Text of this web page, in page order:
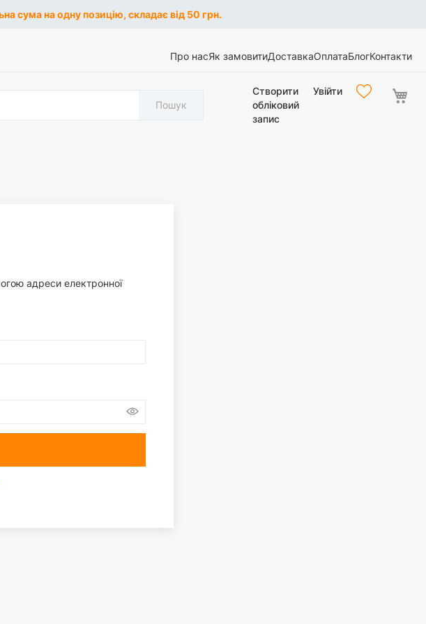
сума на одну позицію, складає від 50 грн.
Про насЯк замовитиДоставкаОплатаБлогКонтакти
Пошук
Створити
обліковий
запис
Увійти
адреси електронної